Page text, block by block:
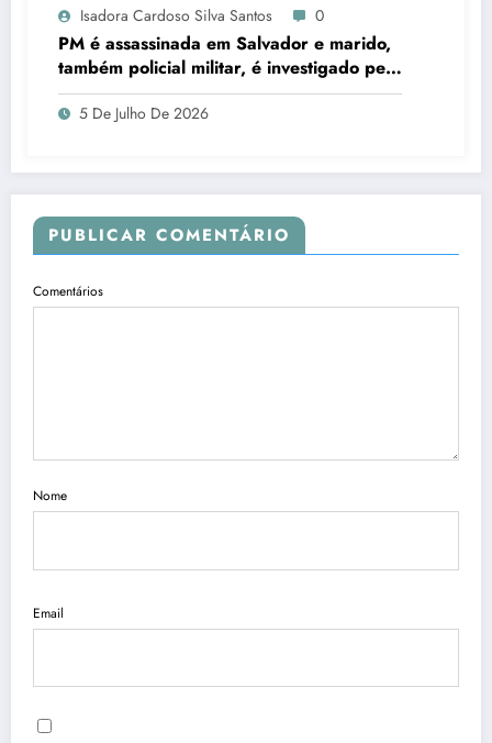
Isadora Cardoso Silva Santos 0
PM é assassinada em Salvador e marido,
também policial militar, é investigado pelo
crime
5 De Julho De 2026
PUBLICAR COMENTÁRIO
Comentários
Nome
Email